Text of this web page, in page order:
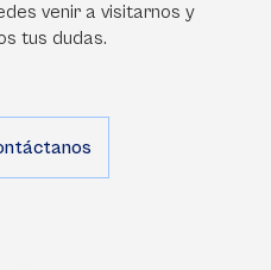
venir a visitarnos y
tus dudas.